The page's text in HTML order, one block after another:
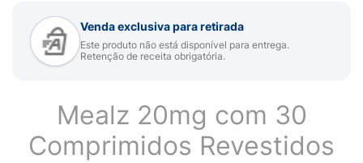
Venda exclusiva para retirada
Este produto não está disponível para entrega.
Retenção de receita obrigatória.
Mealz 20mg com 30
Comprimidos Revestidos